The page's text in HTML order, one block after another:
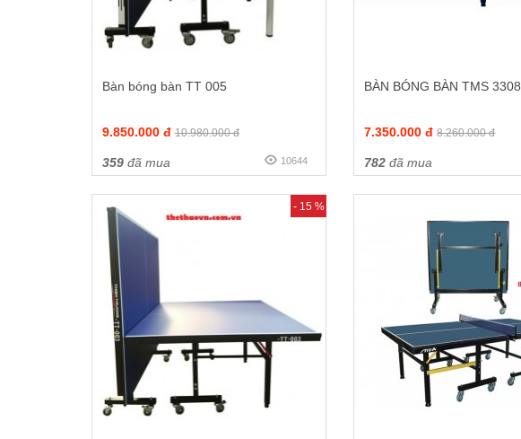
Bàn bóng bàn TT 005
9.850.000 đ 10.980.000 đ
359 đã mua 10644
BÀN BÓNG BÀN TMS 3308
7.350.000 đ 8.260.000 đ
782 đã mua
- 15 %